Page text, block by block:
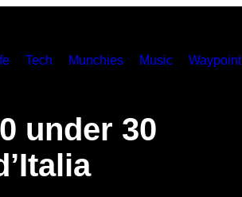
Tech Munchies Music Waypoint
under 30